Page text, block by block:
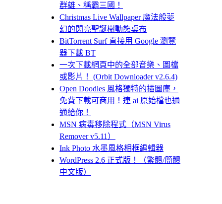
群雄、稱霸三國！
Christmas Live Wallpaper 魔法般夢
幻的閃亮聖誕樹動態桌布
BitTorrent Surf 直接用 Google 瀏覽
器下載 BT
一次下載網頁中的全部音樂、圖檔
或影片！ (Orbit Downloader v2.6.4)
Open Doodles 風格獨特的插圖庫，
免費下載可商用！連 ai 原始檔也通
通給你！
MSN 病毒移除程式（MSN Virus
Remover v5.11）
Ink Photo 水墨風格相框編輯器
WordPress 2.6 正式版！（繁體/簡體
中文版）